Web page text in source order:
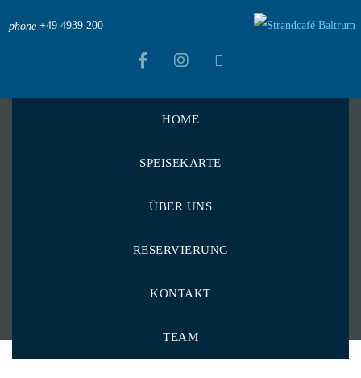
phone +49 4939 200
HOME
SPEISEKARTE
ÜBER UNS
RESERVIERUNG
KONTAKT
TEAM
Strandcafé Baltrum > Menu Items
Gemüse-
Kartoffelpfanne